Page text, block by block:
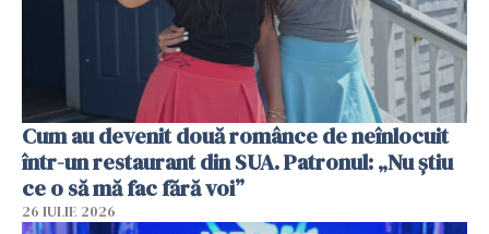
Cum au devenit două românce de neînlocuit
într-un restaurant din SUA. Patronul: „Nu știu
ce o să mă fac fără voi”
26 IULIE 2026